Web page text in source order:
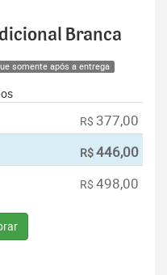
Branca
somente após a entrega
R$ 377,00
R$446,00
R$ 498,00